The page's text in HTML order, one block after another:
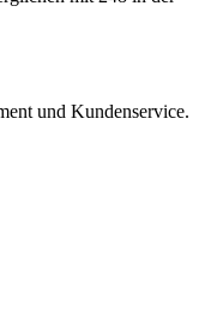
und Kundenservice.